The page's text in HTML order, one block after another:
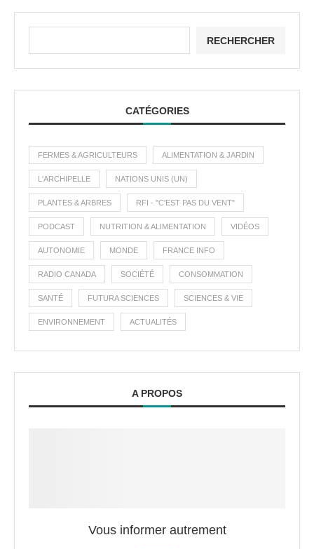
RECHERCHER
CATÉGORIES
FERMES & AGRICULTEURS ALIMENTATION & JARDIN
L'ARCHIPELLE NATIONS UNIS (UN)
PLANTES & ARBRES RFI - "C'EST PAS DU VENT"
PODCAST NUTRITION & ALIMENTATION VIDÉOS
AUTONOMIE MONDE FRANCE INFO
RADIO CANADA SOCIÉTÉ CONSOMMATION
SANTÉ FUTURA SCIENCES SCIENCES & VIE
ENVIRONNEMENT ACTUALITÉS
A PROPOS
Vous informer autrement